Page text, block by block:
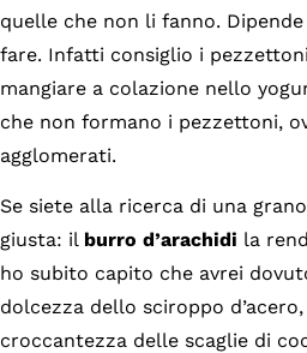
quelle che non li fanno.
fare. Infatti consiglio i
mangiare a colazione nello
che non formano i pezzettoni,
agglomerati.
Se siete alla ricerca di una
giusta: il burro d’arachidi la
ho subito capito che avrei
dolcezza dello sciroppo
croccantezza delle scaglie di